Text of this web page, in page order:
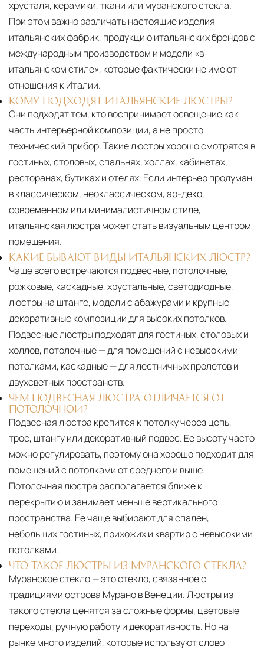
хрусталя, керамики, ткани или муранского стекла.
При этом важно различать настоящие изделия
итальянских фабрик, продукцию итальянских брендов с
международным производством и модели «в
итальянском стиле», которые фактически не имеют
отношения к Италии.
КОМУ ПОДХОДЯТ ИТАЛЬЯНСКИЕ ЛЮСТРЫ?
Они подходят тем, кто воспринимает освещение как
часть интерьерной композиции, а не просто
технический прибор. Такие люстры хорошо смотрятся в
гостиных, столовых, спальнях, холлах, кабинетах,
ресторанах, бутиках и отелях. Если интерьер продуман
в классическом, неоклассическом, ар-деко,
современном или минималистичном стиле,
итальянская люстра может стать визуальным центром
помещения.
КАКИЕ БЫВАЮТ ВИДЫ ИТАЛЬЯНСКИХ ЛЮСТР?
Чаще всего встречаются подвесные, потолочные,
рожковые, каскадные, хрустальные, светодиодные,
люстры на штанге, модели с абажурами и крупные
декоративные композиции для высоких потолков.
Подвесные люстры подходят для гостиных, столовых и
холлов, потолочные — для помещений с невысокими
потолками, каскадные — для лестничных пролетов и
двухсветных пространств.
ЧЕМ ПОДВЕСНАЯ ЛЮСТРА ОТЛИЧАЕТСЯ ОТ
ПОТОЛОЧНОЙ?
Подвесная люстра крепится к потолку через цепь,
трос, штангу или декоративный подвес. Ее высоту часто
можно регулировать, поэтому она хорошо подходит для
помещений с потолками от среднего и выше.
Потолочная люстра располагается ближе к
перекрытию и занимает меньше вертикального
пространства. Ее чаще выбирают для спален,
небольших гостиных, прихожих и квартир с невысокими
потолками.
ЧТО ТАКОЕ ЛЮСТРЫ ИЗ МУРАНСКОГО СТЕКЛА?
Муранское стекло — это стекло, связанное с
традициями острова Мурано в Венеции. Люстры из
такого стекла ценятся за сложные формы, цветовые
переходы, ручную работу и декоративность. Но на
рынке много изделий, которые используют слово